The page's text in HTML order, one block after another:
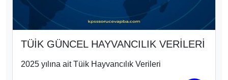
TÜİK GÜNCEL HAYVANCILIK VERİLERİ
2025 yılına ait Tüik Hayvancılık Verileri